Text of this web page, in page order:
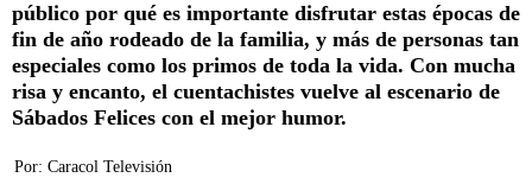
público por qué es importante disfrutar estas épocas de
fin de año rodeado de la familia, y más de personas tan
especiales como los primos de toda la vida. Con mucha
risa y encanto, el cuentachistes vuelve al escenario de
Sábados Felices con el mejor humor.
Por: Caracol Televisión